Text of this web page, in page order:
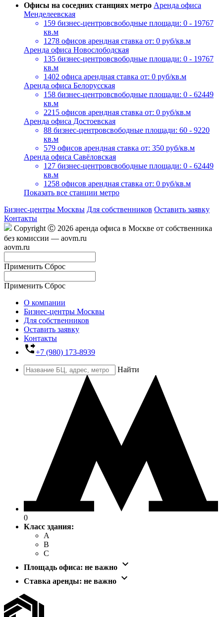
Офисы на соседних станциях метро Аренда офиса
Менделеевская
159 бизнес-центровсвободные площади: 0 - 19767
кв.м
1278 офисов арендная ставка от: 0 руб/кв.м
Аренда офиса Новослободская
135 бизнес-центровсвободные площади: 0 - 19767
кв.м
1402 офиса арендная ставка от: 0 руб/кв.м
Аренда офиса Белорусская
158 бизнес-центровсвободные площади: 0 - 62449
кв.м
2215 офисов арендная ставка от: 0 руб/кв.м
Аренда офиса Достоевская
88 бизнес-центровсвободные площади: 60 - 9220
кв.м
579 офисов арендная ставка от: 350 руб/кв.м
Аренда офиса Савёловская
127 бизнес-центровсвободные площади: 0 - 62449
кв.м
1258 офисов арендная ставка от: 0 руб/кв.м
Показать все станции метро
Бизнес-центры Москвы Для собственников Оставить заявку
Контакты
Copyright Ⓒ 2026 аренда офиса в Москве от собственника
без комиссии — aovm.ru
aovm.ru
Применить Сброс
Применить Сброс
О компании
Бизнес-центры Москвы
Для собственников
Оставить заявку
Контакты
phone_forwarded+7 (980) 173-8939
Найти
0
Класс здания:
A
B
C
Площадь офиса: не важно 
Ставка аренды: не важно 